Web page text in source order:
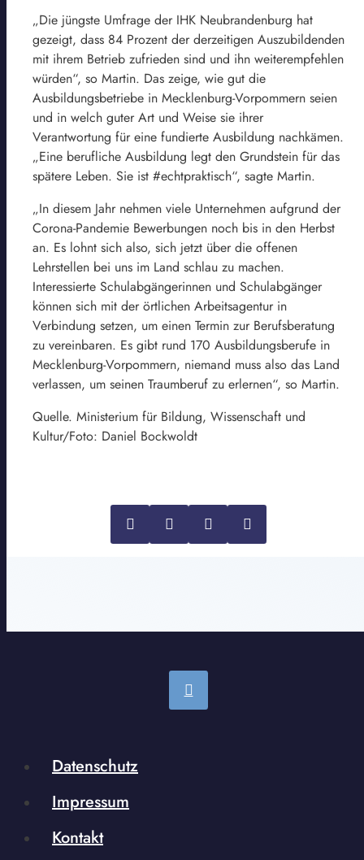
„Die jüngste Umfrage der IHK Neubrandenburg hat
gezeigt, dass 84 Prozent der derzeitigen Auszubildenden
mit ihrem Betrieb zufrieden sind und ihn weiterempfehlen
würden“, so Martin. Das zeige, wie gut die
Ausbildungsbetriebe in Mecklenburg-Vorpommern seien
und in welch guter Art und Weise sie ihrer
Verantwortung für eine fundierte Ausbildung nachkämen.
„Eine berufliche Ausbildung legt den Grundstein für das
spätere Leben. Sie ist #echtpraktisch“, sagte Martin.
„In diesem Jahr nehmen viele Unternehmen aufgrund der
Corona-Pandemie Bewerbungen noch bis in den Herbst
an. Es lohnt sich also, sich jetzt über die offenen
Lehrstellen bei uns im Land schlau zu machen.
Interessierte Schulabgängerinnen und Schulabgänger
können sich mit der örtlichen Arbeitsagentur in
Verbindung setzen, um einen Termin zur Berufsberatung
zu vereinbaren. Es gibt rund 170 Ausbildungsberufe in
Mecklenburg-Vorpommern, niemand muss also das Land
verlassen, um seinen Traumberuf zu erlernen“, so Martin.
Quelle. Ministerium für Bildung, Wissenschaft und
Kultur/Foto: Daniel Bockwoldt
Datenschutz
Impressum
Kontakt